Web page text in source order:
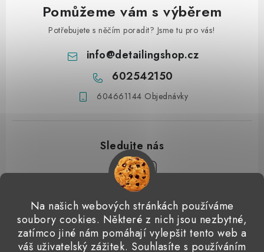
Na našich webových stránkách používáme
soubory cookies. Některé z nich jsou nezbytné,
zatímco jiné nám pomáhají vylepšit tento web a
váš uživatelský zážitek. Souhlasíte s používáním
Pomůžeme vám s výběrem
Potřebujete s něčím poradit? Jsme tu pro vás!
info@detailingshop.cz
602542150
604661144 Objednávky
Přijímáme online platby